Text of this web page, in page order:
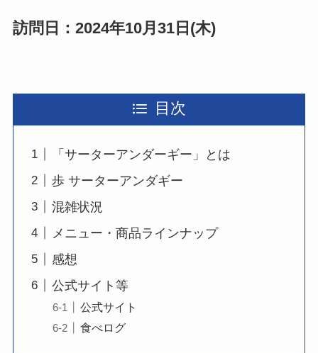
訪問日：2024年10月31日(木)
目次
「サーターアンダーギー」とは
歩 サーターアンダギー
混雑状況
メニュー・商品ラインナップ
感想
公式サイト等
公式サイト
食べログ